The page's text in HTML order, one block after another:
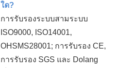
ใด?
การรับรองระบบสามระบบ
ISO9000, ISO14001,
OHSMS28001; การรับรอง CE,
การรับรอง SGS และ Dolang